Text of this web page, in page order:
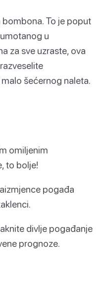
To je poput
u
za sve uzraste, ova
šećernog naleta.
omiljenim
to bolje!
pogađa
divlje pogađanje
prognoze.